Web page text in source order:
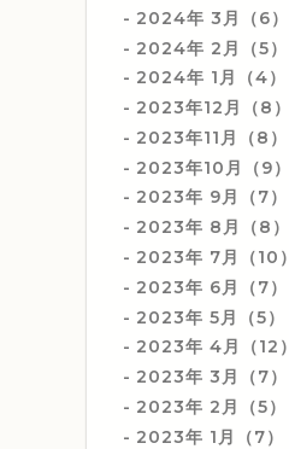
2024年 3月（6）
2024年 2月（5）
2024年 1月（4）
2023年12月（8）
2023年11月（8）
2023年10月（9）
2023年 9月（7）
2023年 8月（8）
2023年 7月（10）
2023年 6月（7）
2023年 5月（5）
2023年 4月（12）
2023年 3月（7）
2023年 2月（5）
2023年 1月（7）